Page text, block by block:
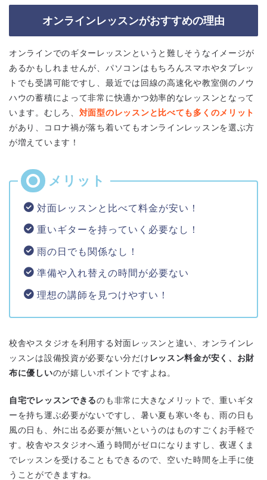
オンラインレッスンがおすすめの理由
オンラインでのギターレッスンというと難しそうなイメージが
あるかもしれませんが、パソコンはもちろんスマホやタブレッ
トでも受講可能ですし、最近では回線の高速化や教室側のノウ
ハウの蓄積によって非常に快適かつ効率的なレッスンとなって
います。むしろ、 対面型のレッスンと比べても多くのメリット
があり、コロナ禍が落ち着いてもオンラインレッスンを選ぶ方
が増えています！
対面レッスンと比べて料金が安い！
重いギターを持っていく必要なし！
雨の日でも関係なし！
準備や入れ替えの時間が必要ない
理想の講師を見つけやすい！
校舎やスタジオを利用する対面レッスンと違い、オンラインレ
ッスンは設備投資が必要ない分だけ レッスン料金が安く、お財
布に優しいのが嬉しいポイントですよね。
自宅でレッスンできるのも非常に大きなメリットで、重いギタ
ーを持ち運ぶ必要がないですし、暑い夏も寒い冬も、雨の日も
風の日も、外に出る必要が無いというのはものすごくお手軽で
す。校舎やスタジオへ通う時間がゼロになりますし、夜遅くま
でレッスンを受けることもできるので、空いた時間を上手に使
うことができますね。